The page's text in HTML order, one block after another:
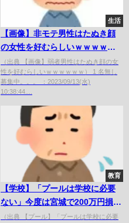
生活
【画像】非モテ男性はたぬき顔
の女性を好むらしいｗｗｗｗｗ
ｗ
（出典 【画像】弱者男性はたぬき顔の女
性を好むらしいｗｗｗｗｗｗ） 1 名無し
募集中。。。 ：2023/09/13(水)
10:38:44....
教育
【学校】「プールは学校に必要
ない」今度は宮城で200万円損
失...「小学校のプール」廃止論が
（出典 【プール】「プールは学校に必要